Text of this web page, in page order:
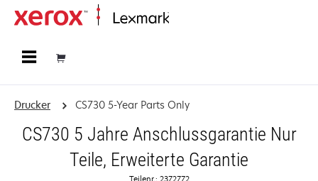
Drucker CS730 5-Year Parts Only
CS730 5 Jahre Anschlussgarantie Nur
Teile, Erweiterte Garantie
Teilenr.: 2372772